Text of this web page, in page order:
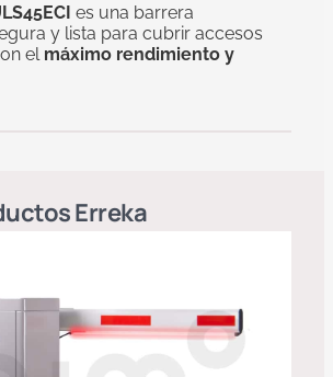
es una barrera
y lista para cubrir accesos
el máximo rendimiento y
Erreka